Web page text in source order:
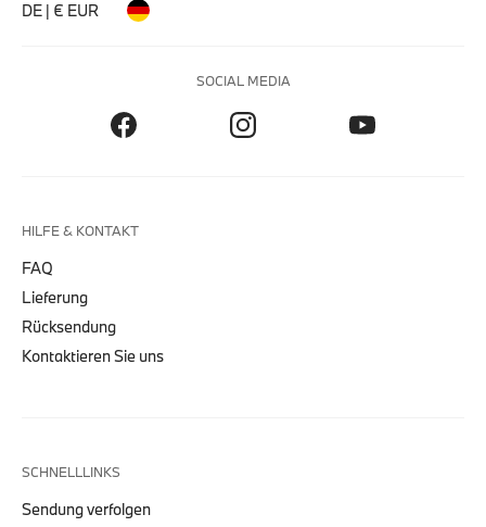
DE | € EUR
SOCIAL MEDIA
HILFE & KONTAKT
FAQ
Lieferung
Rücksendung
Kontaktieren Sie uns
SCHNELLLINKS
Sendung verfolgen